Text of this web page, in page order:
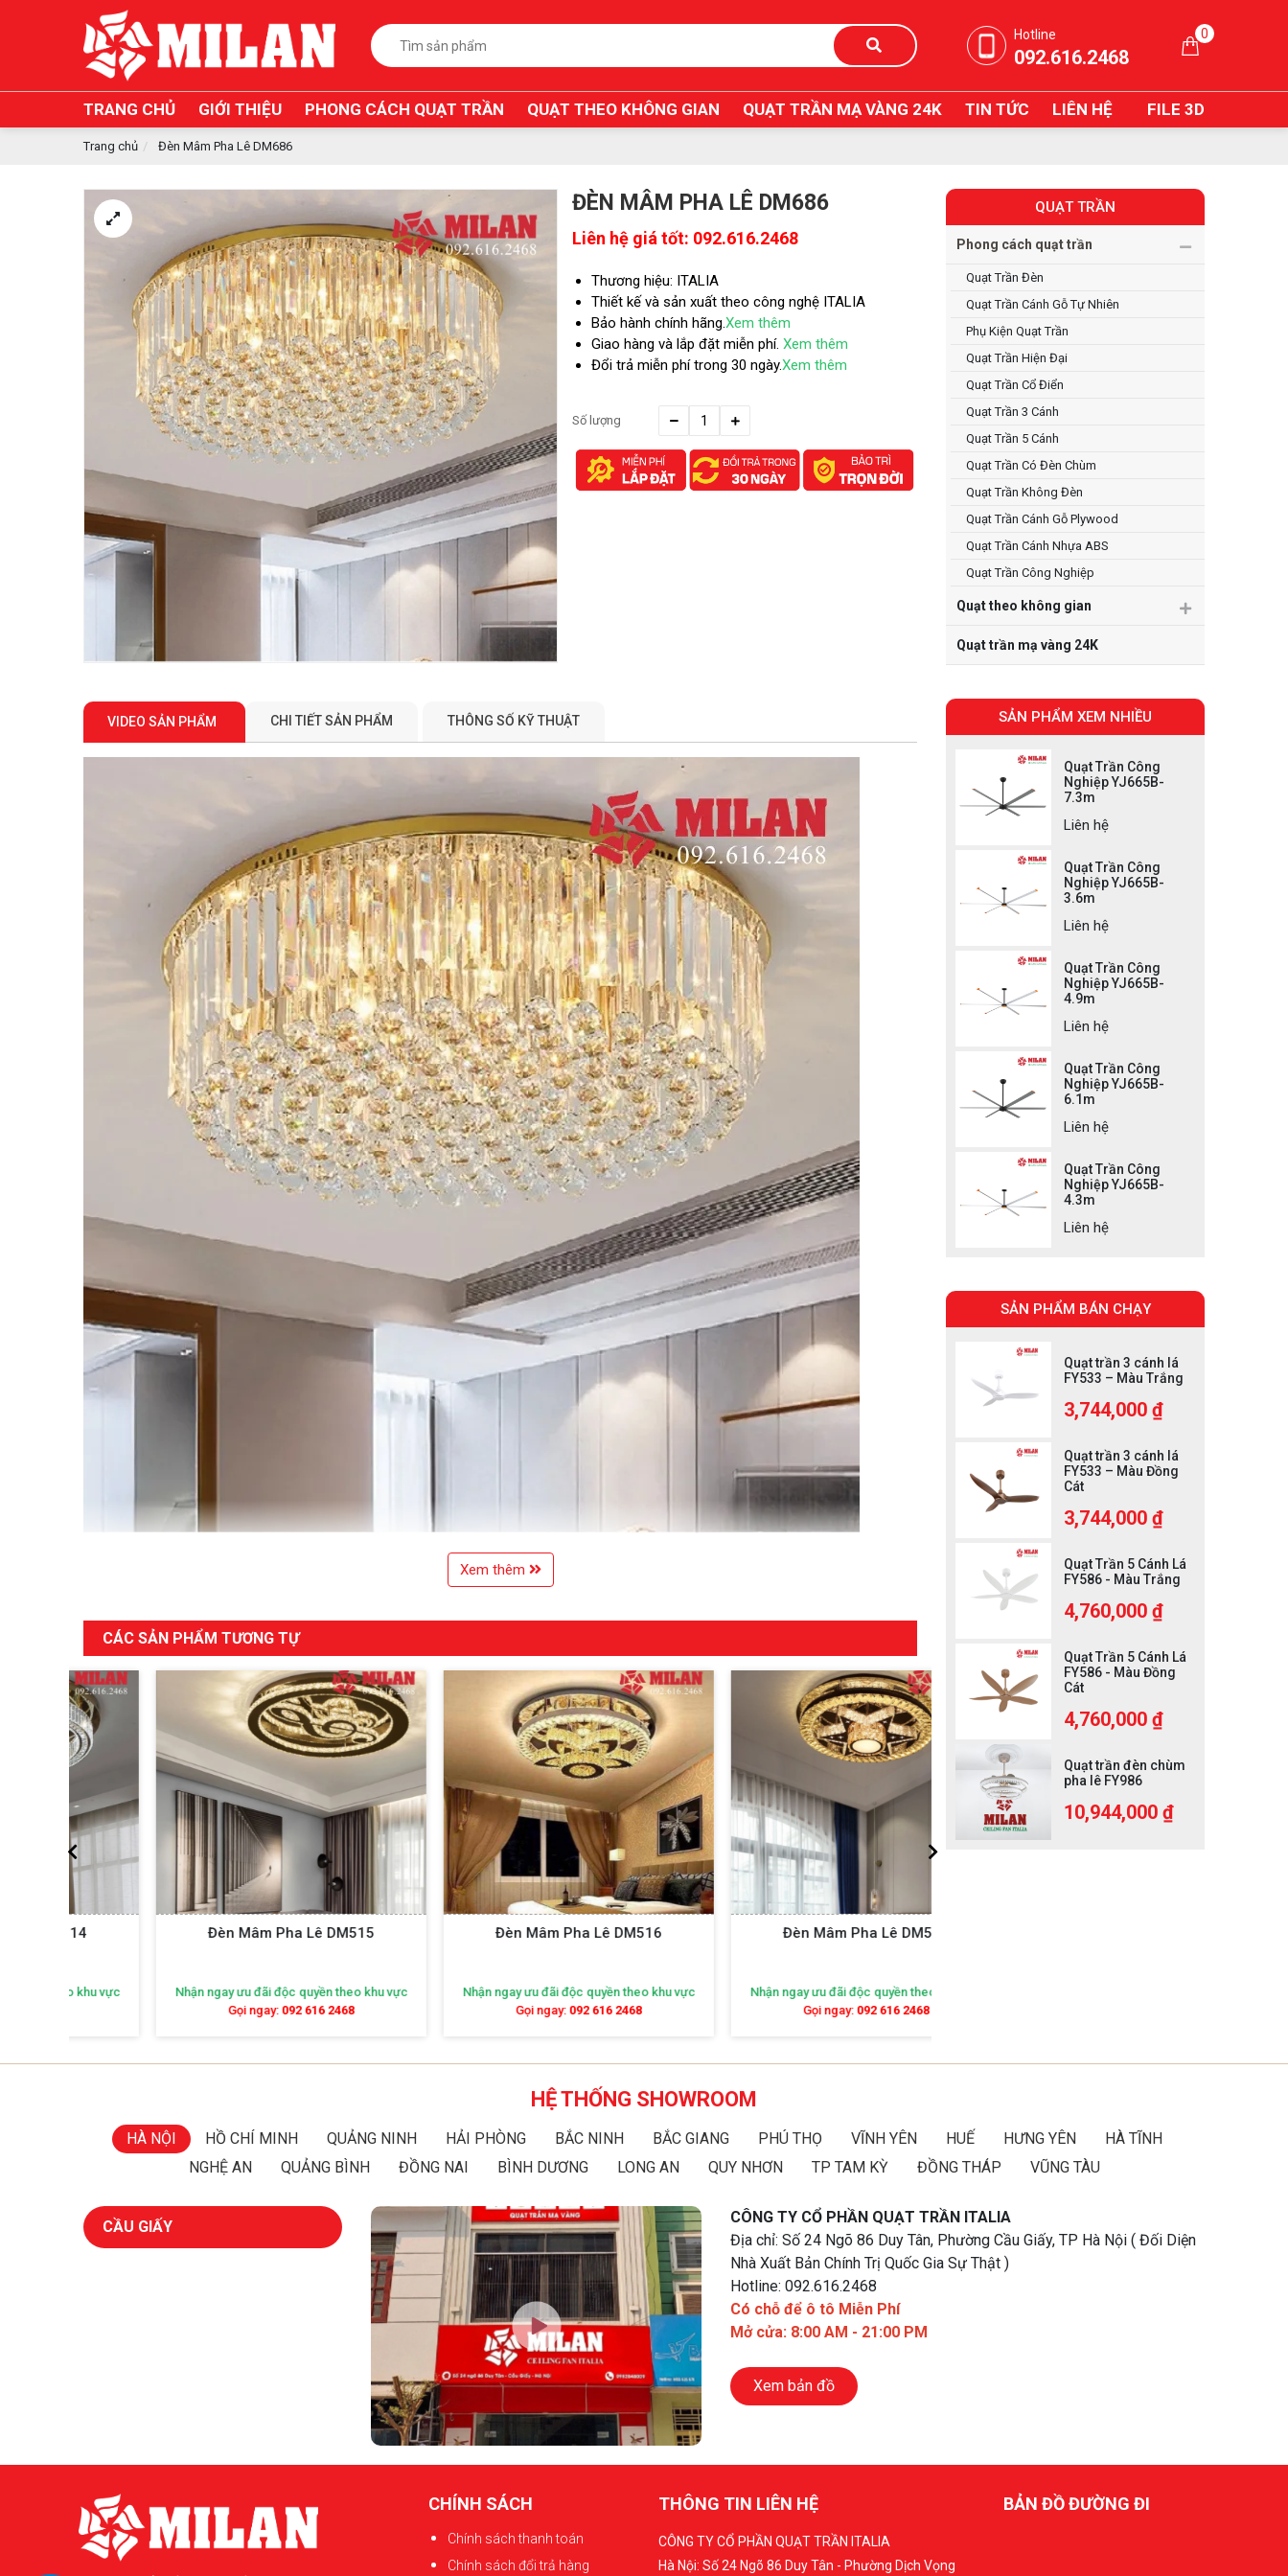
Hotline
092.616.2468
0
TRANG CHỦ GIỚI THIỆU PHONG CÁCH QUẠT TRẦN QUẠT THEO KHÔNG GIAN QUẠT TRẦN MẠ VÀNG 24K TIN TỨC LIÊN HỆ FILE 3D
Trang chủ Đèn Mâm Pha Lê DM686
ĐÈN MÂM PHA LÊ DM686
Liên hệ giá tốt: 092.616.2468
Thương hiệu: ITALIA
Thiết kế và sản xuất theo công nghệ ITALIA
Bảo hành chính hãng.Xem thêm
Giao hàng và lắp đặt miễn phí. Xem thêm
Đổi trả miễn phí trong 30 ngày.Xem thêm
Số lượng
VIDEO SẢN PHẨM CHI TIẾT SẢN PHẨM THÔNG SỐ KỸ THUẬT
Xem thêm
CÁC SẢN PHẨM TƯƠNG TỰ
Đèn Mâm Pha Lê DM515
Nhận ngay ưu đãi độc quyền theo khu vực
092 616 2468
Đèn Mâm Pha Lê DM516
Nhận ngay ưu đãi độc quyền theo khu vực
092 616 2468
Đèn Mâm Pha Lê DM517
Nhận ngay ưu đãi độc quyền theo khu vực
092 616 2468
QUẠT TRẦN
Phong cách quạt trần
Quạt Trần Đèn
Quạt Trần Cánh Gỗ Tự Nhiên
Phụ Kiện Quạt Trần
Quạt Trần Hiện Đại
Quạt Trần Cổ Điển
Quạt Trần 3 Cánh
Quạt Trần 5 Cánh
Quạt Trần Có Đèn Chùm
Quạt Trần Không Đèn
Quạt Trần Cánh Gỗ Plywood
Quạt Trần Cánh Nhựa ABS
Quạt Trần Công Nghiệp
Quạt theo không gian
Quạt trần mạ vàng 24K
SẢN PHẨM XEM NHIỀU
Quạt Trần Công
Nghiệp YJ665B-
7.3m
Liên hệ
Quạt Trần Công
Nghiệp YJ665B-
3.6m
Liên hệ
Quạt Trần Công
Nghiệp YJ665B-
4.9m
Liên hệ
Quạt Trần Công
Nghiệp YJ665B-
6.1m
Liên hệ
Quạt Trần Công
Nghiệp YJ665B-
4.3m
Liên hệ
SẢN PHẨM BÁN CHẠY
Quạt trần 3 cánh lá
FY533 – Màu Trắng
3,744,000 ₫
Quạt trần 3 cánh lá
FY533 – Màu Đồng
Cát
3,744,000 ₫
Quạt Trần 5 Cánh Lá
FY586 - Màu Trắng
4,760,000 ₫
Quạt Trần 5 Cánh Lá
FY586 - Màu Đồng
Cát
4,760,000 ₫
Quạt trần đèn chùm
pha lê FY986
10,944,000 ₫
HỆ THỐNG SHOWROOM
HÀ NỘI HỒ CHÍ MINH QUẢNG NINH HẢI PHÒNG BẮC NINH BẮC GIANG PHÚ THỌ VĨNH YÊN HUẾ HƯNG YÊN
HÀ TĨNH
NGHỆ AN
QUẢNG BÌNH ĐỒNG NAI BÌNH DƯƠNG LONG AN QUY NHƠN TP TAM KỲ ĐỒNG THÁP VŨNG TÀU
CẦU GIẤY
CÔNG TY CỔ PHẦN QUẠT TRẦN ITALIA
Địa chỉ: Số 24 Ngõ 86 Duy Tân, Phường Cầu Giấy, TP Hà Nội ( Đối Diện
Nhà Xuất Bản Chính Trị Quốc Gia Sự Thật )
Hotline: 092.616.2468
Có chỗ để ô tô Miễn Phí
Mở cửa: 8:00 AM - 21:00 PM
Xem bản đồ
CHÍNH SÁCH
Chính sách thanh toán
Chính sách đổi trả hàng
THÔNG TIN LIÊN HỆ
CÔNG TY CỔ PHẦN QUẠT TRẦN ITALIA
Hà Nội: Số 24 Ngõ 86 Duy Tân - Phường Dịch Vọng
BẢN ĐỒ ĐƯỜNG ĐI